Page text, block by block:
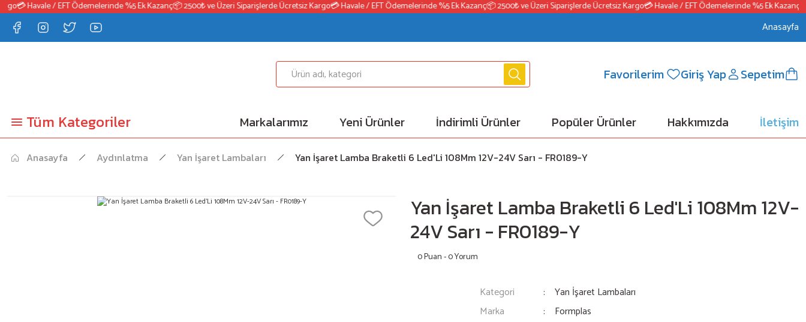
💳 Havale / EFT Ödemelerinde %5 Ek Kazanç📦 2500₺ ve Üzeri Siparişlerde Ücretsiz Kargo💳 Havale / EFT Ödemelerinde %5 Ek Kazanç📦 2500₺ ve Üzeri Siparişlerde Ücretsiz Kargo💳 Havale / EFT Ödemelerinde %5 Ek Kazanç
Anasayfa
Favorilerim Giriş Yap Sepetim
Tüm Kategoriler Markalarımız Yeni Ürünler İndirimli Ürünler Popüler Ürünler Hakkımızda İletişim
Anasayfa Aydınlatma Yan İşaret Lambaları Yan İşaret Lamba Braketli 6 Led'Li 108Mm 12V-24V Sarı - FR0189-Y
Yan İşaret Lamba Braketli 6 Led'Li 108Mm 12V-
24V Sarı - FR0189-Y
0 Puan - 0 Yorum
Kategori
Yan İşaret Lambaları
Marka
Formplas